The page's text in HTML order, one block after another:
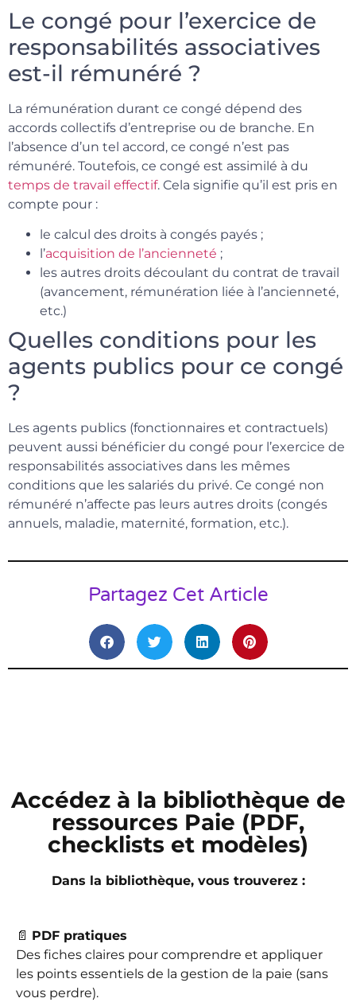
Le congé pour l’exercice de
responsabilités associatives
est-il rémunéré ?
La rémunération durant ce congé dépend des
accords collectifs d’entreprise ou de branche. En
l’absence d’un tel accord, ce congé n’est pas
rémunéré. Toutefois, ce congé est assimilé à du
temps de travail effectif. Cela signifie qu’il est pris en
compte pour :
le calcul des droits à congés payés ;
l’acquisition de l’ancienneté ;
les autres droits découlant du contrat de travail
(avancement, rémunération liée à l’ancienneté,
etc.)
Quelles conditions pour les
agents publics pour ce congé
?
Les agents publics (fonctionnaires et contractuels)
peuvent aussi bénéficier du congé pour l’exercice de
responsabilités associatives dans les mêmes
conditions que les salariés du privé. Ce congé non
rémunéré n’affecte pas leurs autres droits (congés
annuels, maladie, maternité, formation, etc.).
Partagez Cet Article
Accédez à la bibliothèque de
ressources Paie (PDF,
checklists et modèles)
Dans la bibliothèque, vous trouverez :
📄 PDF pratiques
Des fiches claires pour comprendre et appliquer
les points essentiels de la gestion de la paie (sans
vous perdre).